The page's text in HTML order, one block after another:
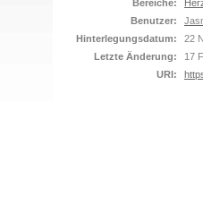
Bereiche:
Benutzer:
Hinterlegungsdatum:
22
Letzte Änderung:
17
URI: